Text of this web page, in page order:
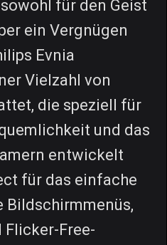
für den Geist
ein Vergnügen
Evnia
Vielzahl von
die speziell für
und das
entwickelt
für das einfache
Bildschirmmenüs,
Flicker-Free-